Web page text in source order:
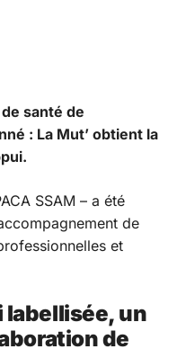
santé de
: La Mut’ obtient la
SSAM – a été
de
et
labellisée, un
de